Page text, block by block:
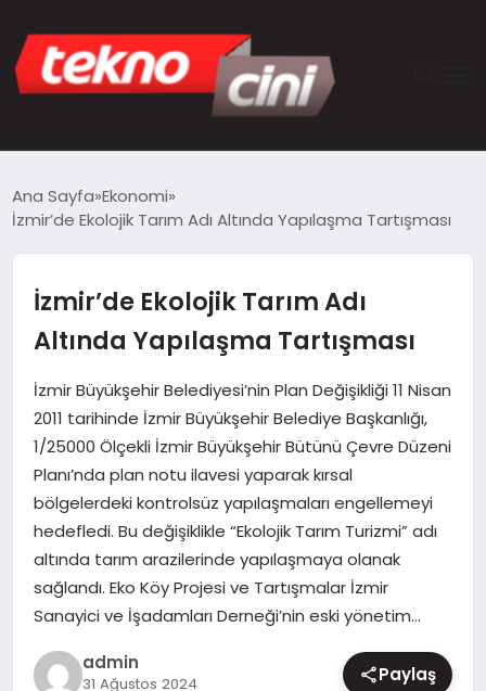
GÜNCEL
YAŞAM
SAĞLIK
DÜNYA
MAGAZIN
Ana Sayfa Ekonomi
İzmir’de Ekolojik Tarım Adı Altında Yapılaşma Tartışması
İzmir’de Ekolojik Tarım Adı
Altında Yapılaşma Tartışması
İzmir Büyükşehir Belediyesi’nin Plan Değişikliği 11 Nisan
2011 tarihinde İzmir Büyükşehir Belediye Başkanlığı,
1/25000 Ölçekli İzmir Büyükşehir Bütünü Çevre Düzeni
Planı’nda plan notu ilavesi yaparak kırsal
bölgelerdeki kontrolsüz yapılaşmaları engellemeyi
hedefledi. Bu değişiklikle “Ekolojik Tarım Turizmi” adı
altında tarım arazilerinde yapılaşmaya olanak
sağlandı. Eko Köy Projesi ve Tartışmalar İzmir
Sanayici ve İşadamları Derneği’nin eski yönetim…
admin
31 Ağustos 2024 Paylaş